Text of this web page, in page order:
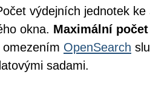
výdejních jednotek
okna. Maximální
omezením OpenSearch
sadami.